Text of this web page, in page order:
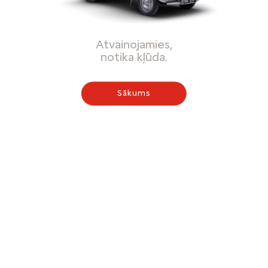
Atvainojamies,
notika kļūda.
Sākums